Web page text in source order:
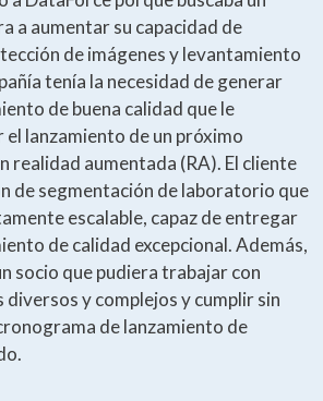
a aumentar su capacidad de
de imágenes y levantamiento
tenía la necesidad de generar
de buena calidad que le
lanzamiento de un próximo
realidad aumentada (RA). El cliente
de segmentación de laboratorio que
escalable, capaz de entregar
de calidad excepcional. Además,
socio que pudiera trabajar con
diversos y complejos y cumplir sin
de lanzamiento de